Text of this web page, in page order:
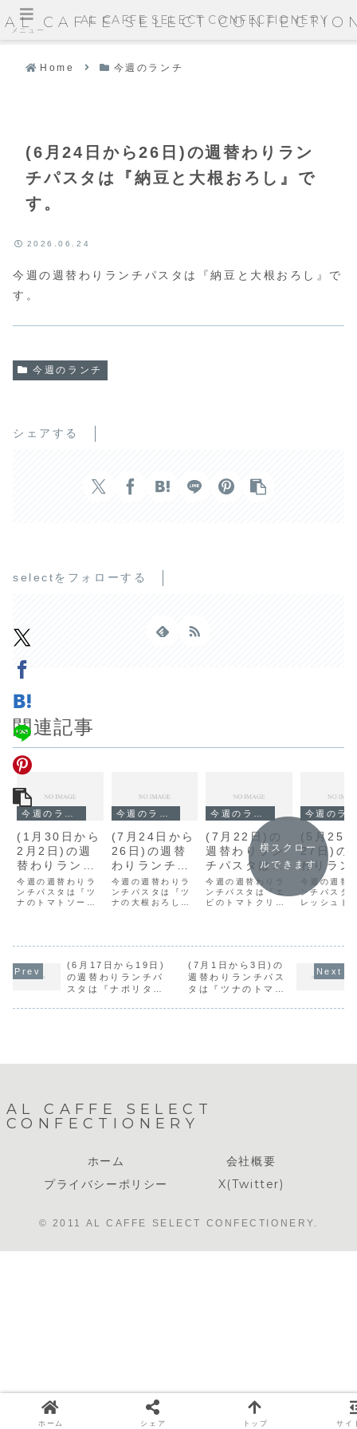
AL CAFFE SELECT
Home 今週のランチ
(6月24日から26日)の週替わりラン
チパスタは『納豆と大根おろし』で
す。
2026.06.24
今週の週替わりランチパスタは『納豆と大根おろし』で
す。
今週のランチ
シェアする
selectをフォローする
関連記事
(1月30日から
2月2日)の週
替わりランチ
パスタは『ツ
ナのトマトソ
ース』です。
今週の週替わりラ
ンチパスタは『ツ
ナのトマトソー
(7月24日から
26日)の週替
わりランチパ
スタは『ツナ
の大根おろ
し』です。
今週の週替わりラ
ンチパスタは『ツ
ナの大根おろし』
(7月22日)の
週替わりラン
チパスタは
『エビのトマ
トクリーム』
です。
今週の週替わりラ
ンチパスタは『エ
ビのトマトクリー
(5月25
27日)の
わりラン
スタは『
ッシュト
と枝豆』
今週の週替
ンチパスタ
レッシュト
横スクロー
ルできます
(6月17日から19日)
の週替わりランチパ
スタは『ナポリタ
(7月1日から3日)の
週替わりランチパス
タは『ツナのトマト
AL CAFFE SELECT
CONFECTIONERY
ホーム
会社概要
プライバシーポリシー
X(Twitter)
© 2011 AL CAFFE SELECT CONFECTIONERY.
メニュー
AL CAFFE SELECT CONFECTIONERY
ホーム シェア トップ サイ